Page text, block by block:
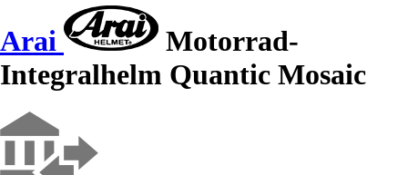
Arai
Motorrad-
Integralhelm Quantic Mosaic